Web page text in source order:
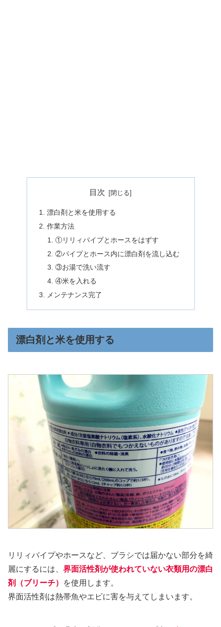
目次
漂白剤と米を使用する
作業方法
①リリィパイプとホースをはずす
②パイプとホース内に漂白剤を流し込む
③お湯で洗い流す
④米を入れる
メンテナンス完了
漂白剤と米を使用する
リリィパイプやホースなど、ブラシでは届かない部分を綺
麗にするには、 界面活性剤が使われていない衣類用の漂白
剤（ブリーチ）
を使用します。
界面活性剤は熱帯魚やエビに害を与えてしまいます。